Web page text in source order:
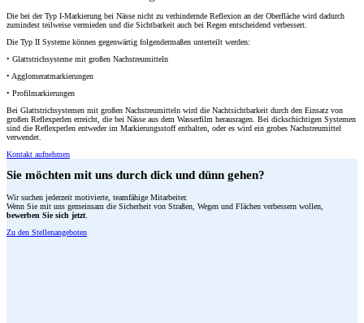
Die bei der Typ I-Markierung bei Nässe nicht zu verhindernde Reflexion an der Oberfläche wird dadurch
zumindest teilweise vermieden und die Sichtbarkeit auch bei Regen entscheidend verbessert.
Die Typ II Systeme können gegenwärtig folgendermaßen unterteilt werden:
• Glattstrichsysteme mit großen Nachstreumitteln
• Agglomeratmarkierungen
• Profilmarkierungen
Bei Glattstrichsystemen mit großen Nachstreumitteln wird die Nachtsichtbarkeit durch den Einsatz von
großen Reflexperlen erreicht, die bei Nässe aus dem Wasserfilm herausragen. Bei dickschichtigen Systemen
sind die Reflexperlen entweder im Markierungsstoff enthalten, oder es wird ein grobes Nachstreumittel
verwendet.
Kontakt aufnehmen
Sie möchten mit uns durch dick und dünn gehen?
Wir suchen jederzeit motivierte, teamfähige Mitarbeiter.
Wenn Sie mit uns gemeinsam die Sicherheit von Straßen, Wegen und Flächen verbessern wollen,
bewerben Sie sich jetzt
Zu den Stellenangeboten